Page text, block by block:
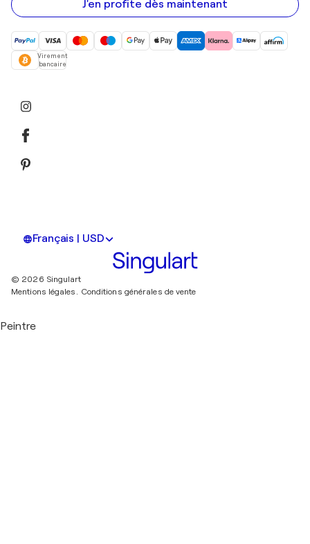
mail
J'en profite dès maintenant
Virement
bancaire
Français | USD
© 2026 Singulart
Mentions légales. Conditions générales de vente
Peintre